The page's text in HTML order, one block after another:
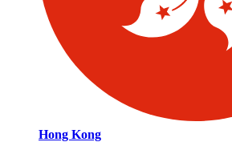
Hong Kong​​